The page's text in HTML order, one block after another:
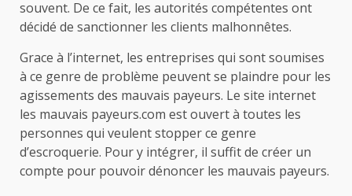
souvent. De ce fait, les autorités compétentes ont
décidé de sanctionner les clients malhonnêtes.
Grace à l’internet, les entreprises qui sont soumises
à ce genre de problème peuvent se plaindre pour les
agissements des mauvais payeurs. Le site internet
les mauvais payeurs.com est ouvert à toutes les
personnes qui veulent stopper ce genre
d’escroquerie. Pour y intégrer, il suffit de créer un
compte pour pouvoir dénoncer les mauvais payeurs.